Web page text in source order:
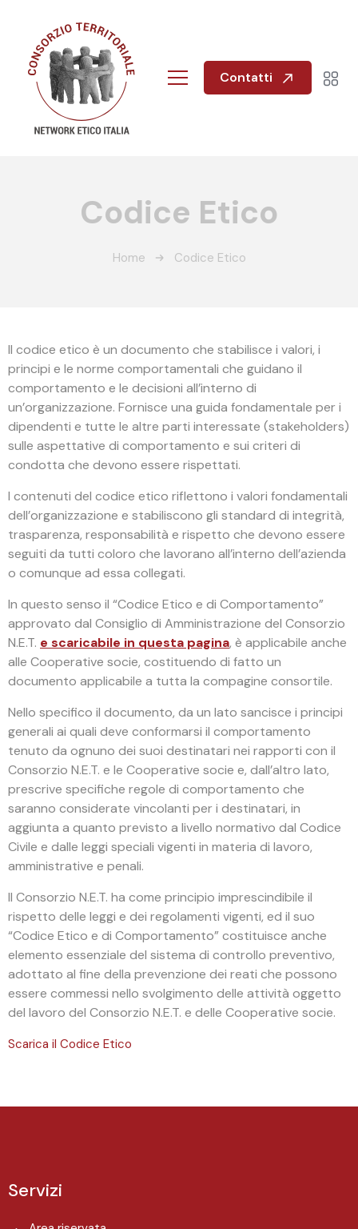
Contatti
Codice Etico
Home Codice Etico
Il codice etico è un documento che stabilisce i valori, i
principi e le norme comportamentali che guidano il
comportamento e le decisioni all’interno di
un’organizzazione. Fornisce una guida fondamentale per i
dipendenti e tutte le altre parti interessate (stakeholders)
sulle aspettative di comportamento e sui criteri di
condotta che devono essere rispettati.
I contenuti del codice etico riflettono i valori fondamentali
dell’organizzazione e stabiliscono gli standard di integrità,
trasparenza, responsabilità e rispetto che devono essere
seguiti da tutti coloro che lavorano all’interno dell’azienda
o comunque ad essa collegati.
In questo senso il “Codice Etico e di Comportamento”
approvato dal Consiglio di Amministrazione del Consorzio
N.E.T. e scaricabile in questa pagina, è applicabile anche
alle Cooperative socie, costituendo di fatto un
documento applicabile a tutta la compagine consortile.
Nello specifico il documento, da un lato sancisce i principi
generali ai quali deve conformarsi il comportamento
tenuto da ognuno dei suoi destinatari nei rapporti con il
Consorzio N.E.T. e le Cooperative socie e, dall’altro lato,
prescrive specifiche regole di comportamento che
saranno considerate vincolanti per i destinatari, in
aggiunta a quanto previsto a livello normativo dal Codice
Civile e dalle leggi speciali vigenti in materia di lavoro,
amministrative e penali.
Il Consorzio N.E.T. ha come principio imprescindibile il
rispetto delle leggi e dei regolamenti vigenti, ed il suo
“Codice Etico e di Comportamento” costituisce anche
elemento essenziale del sistema di controllo preventivo,
adottato al fine della prevenzione dei reati che possono
essere commessi nello svolgimento delle attività oggetto
del lavoro del Consorzio N.E.T. e delle Cooperative socie.
Scarica il Codice Etico
Servizi